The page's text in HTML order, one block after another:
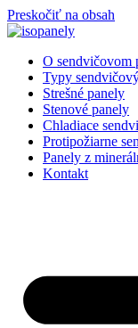
Preskočiť na obsah
O sendvičovom
Typy
Strešné panely
Stenové panely
Chladiace
Protipožiarne
Panely z
Kontakt